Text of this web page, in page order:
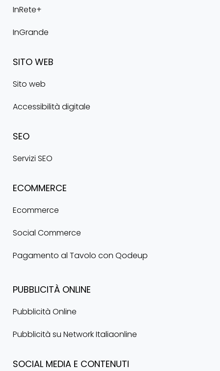
InRete+
InGrande
SITO WEB
Sito web
Accessibilità digitale
SEO
Servizi SEO
ECOMMERCE
Ecommerce
Social Commerce
Pagamento al Tavolo con Qodeup
PUBBLICITÀ ONLINE
Pubblicità Online
Pubblicità su Network Italiaonline
SOCIAL MEDIA E CONTENUTI